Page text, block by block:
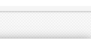
34
Verlängerungskabel-
23
23